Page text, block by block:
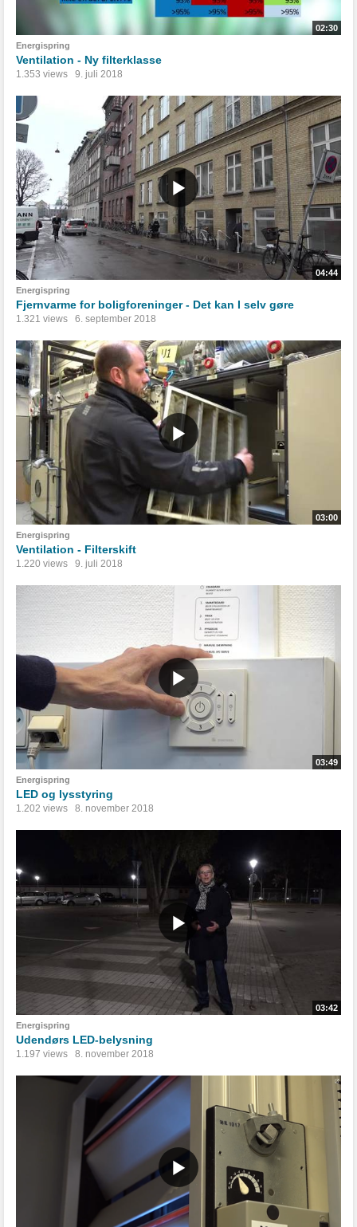
02:30
Energispring
Ventilation - Ny filterklasse
1.353 views 9. juli 2018
04:44
Energispring
Fjernvarme for boligforeninger - Det kan I selv gøre
1.321 views 6. september 2018
03:00
Energispring
Ventilation - Filterskift
1.220 views 9. juli 2018
03:49
Energispring
LED og lysstyring
1.202 views 8. november 2018
03:42
Energispring
Udendørs LED-belysning
1.197 views 8. november 2018